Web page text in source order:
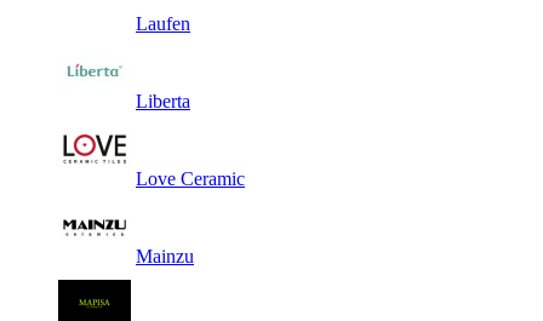
Laufen
Liberta
Love Ceramic
Mainzu